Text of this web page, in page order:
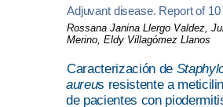
Adjuvant disease. Report of
Rossana Janina Llergo Valdez,
Merino, Eldy Villagómez Llanos
Caracterización de
aureus resistente a
de pacientes con